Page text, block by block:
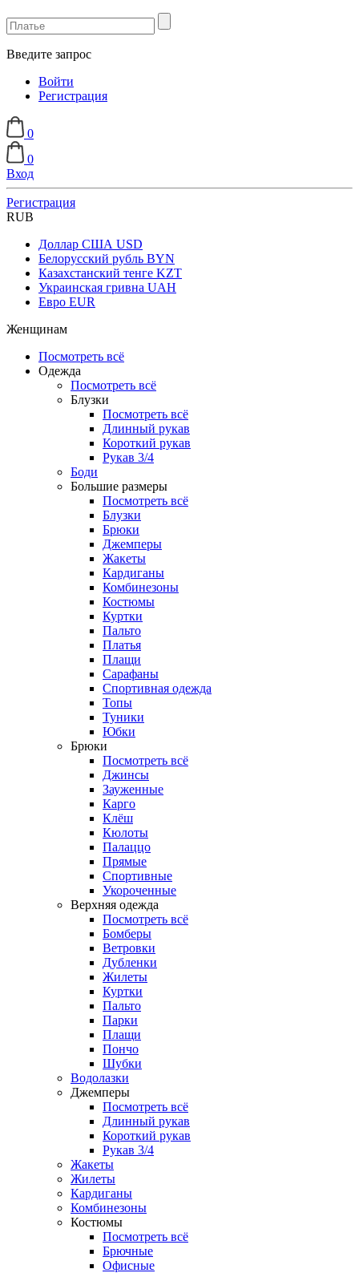
Введите запрос
Войти
Регистрация
0
0
Вход
Регистрация
RUB
Доллар США USD
Белорусский рубль BYN
Казахстанский тенге KZT
Украинская гривна UAH
Евро EUR
Женщинам
Посмотреть всё
Одежда
Посмотреть всё
Блузки
Посмотреть всё
Длинный рукав
Короткий рукав
Рукав 3/4
Боди
Большие размеры
Посмотреть всё
Блузки
Брюки
Джемперы
Жакеты
Кардиганы
Комбинезоны
Костюмы
Куртки
Пальто
Платья
Плащи
Сарафаны
Спортивная одежда
Топы
Туники
Юбки
Брюки
Посмотреть всё
Джинсы
Зауженные
Карго
Клёш
Кюлоты
Палаццо
Прямые
Спортивные
Укороченные
Верхняя одежда
Посмотреть всё
Бомберы
Ветровки
Дубленки
Жилеты
Куртки
Пальто
Парки
Плащи
Пончо
Шубки
Водолазки
Джемперы
Посмотреть всё
Длинный рукав
Короткий рукав
Рукав 3/4
Жакеты
Жилеты
Кардиганы
Комбинезоны
Костюмы
Посмотреть всё
Брючные
Офисные